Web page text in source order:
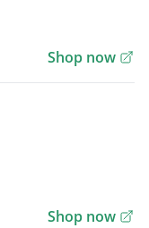
Shop now
Shop now